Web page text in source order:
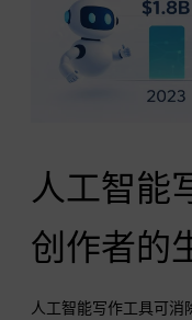
人工智能
创作者的
人工智能写作工具可消